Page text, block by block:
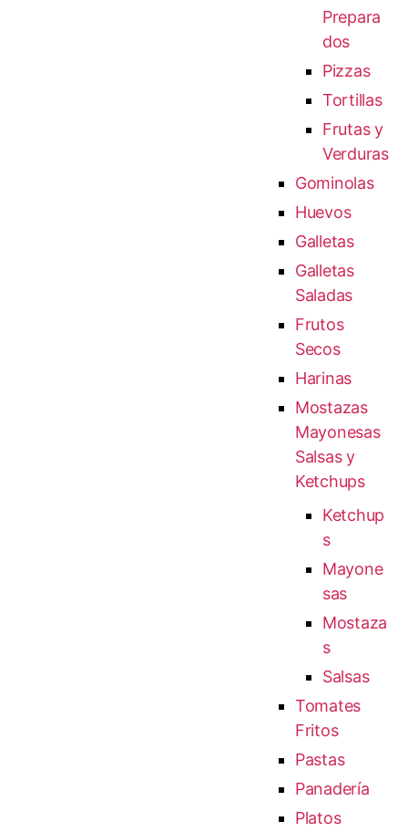
Prepara
dos
Pizzas
Tortillas
Frutas y
Verduras
Gominolas
Huevos
Galletas
Galletas
Saladas
Frutos
Secos
Harinas
Mostazas
Mayonesas
Salsas y
Ketchups
Ketchup
s
Mayone
sas
Mostaza
s
Salsas
Tomates
Fritos
Pastas
Panadería
Platos